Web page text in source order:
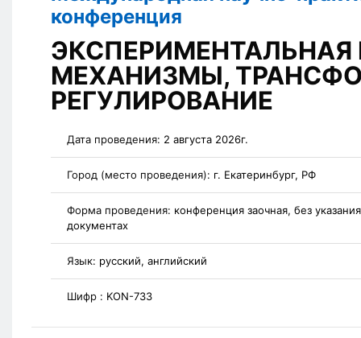
конференция
ЭКСПЕРИМЕНТАЛЬНАЯ
МЕХАНИЗМЫ,
РЕГУЛИРОВАНИЕ
Дата проведения: 2 августа 2026г.
Город (место проведения): г. Екатеринбург, РФ
Форма проведения: конференция заочная, без
документах
Язык: русский, английский
Шифр : KON-733